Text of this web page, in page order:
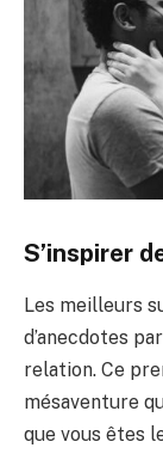
S’inspirer
Les meilleurs
d’anecdotes
relation. Ce
mésaventure
que vous êtes